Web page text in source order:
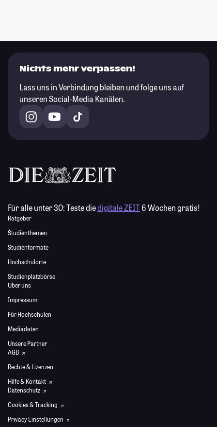
Nichts mehr verpassen!
Lass uns in Verbindung bleiben und folge uns auf
unseren Social-Media Kanälen.
Für alle unter 30:Teste diedigitale ZEIT6 Wochen gratis!
Ratgeber
Studienthemen
Studienformate
Hochschulorte
Studienplatzbörse
Über uns
Impressum
Für Hochschulen
Mediadaten
Unsere Partner
AGB
Rechte & Lizenzen
Hilfe & Kontakt
Datenschutz
Cookies & Tracking
Privacy Einstellungen